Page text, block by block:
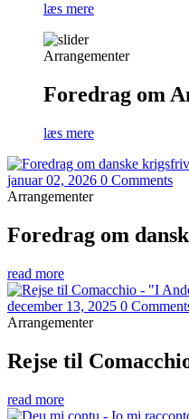
læs mere
Arrangementer
Foredrag om
læs mere
januar 02, 2026 0 Comments
Arrangementer
Foredrag om
read more
december 13, 2025 0
Arrangementer
Rejse til
read more